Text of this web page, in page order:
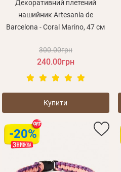
Декоративний плетений
нашийник Artesanía de
Barcelona - Coral Marino, 47 см
300.00грн
240.00грн
Купити
-20%
Особисті дані